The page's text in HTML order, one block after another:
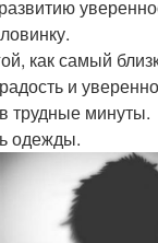
как самый
и
трудные минуты.
одежды.